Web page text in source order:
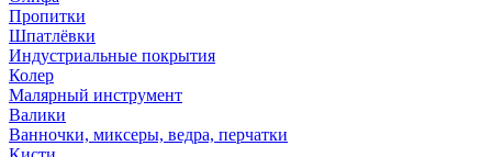
Пропитки
Шпатлёвки
Индустриальные покрытия
Колер
Малярный инструмент
Валики
Ванночки, миксеры, ведра, перчатки